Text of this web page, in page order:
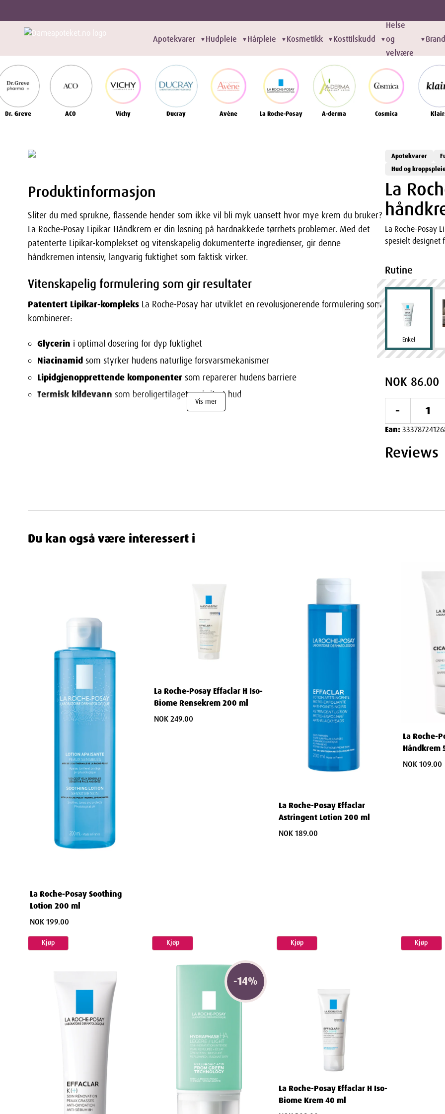
Apotekvarer ▼ Hudpleie ▼ Hårpleie ▼ Kosmetikk ▼ Kosttilskudd ▼
Helse
og
velvære
▼
Dr. Greve ACO Vichy Ducray Avène La Roche-Posay A-derma Cosmica
Produktinformasjon
Sliter du med sprukne, flassende hender som ikke vil bli myk uansett hvor mye krem du bruker?
La Roche-Posay Lipikar Håndkrem er din løsning på hardnakkede tørrhets problemer. Med det
patenterte Lipikar-komplekset og vitenskapelig dokumenterte ingredienser, gir denne
håndkremen intensiv, langvarig fuktighet som faktisk virker.
Vitenskapelig formulering som gir resultater
Patentert Lipikar-kompleks La Roche-Posay har utviklet en revolusjonerende formulering som
kombinerer:
Glycerin i optimal dosering for dyp fuktighet
Niacinamid som styrker hudens naturlige forsvarsmekanismer
Lipidgjenopprettende komponenter som reparerer hudens barriere
Termisk kildevann som beroligertilaget og irritert hud
Føl forskjellen med en gang
Øyeblikkelig lindring av spenningsfølelse og ubehag
Mykere hender allerede etter første påføring
Redusert flassing og tørrhet
Behagelig følelse som varer gjennom dagen
Rask absorbering uten kompromiss Den unike teksturen gir deg:
Rask penetrasjon inn i huden
Ingen klebrig eller fet følelse
Mulighet til å bruke hendene umiddelbart etter påføring
Perfekt for sensitiv og problematisk hud
Parfymefri for maksimal toleranse
Sensitiv hud som reagerer på duftstoffer
Ekstremt tørre hender som trenger skånsom behandling
Personer med hudsykdommer som eksem eller dermatitt
Dermatologisk testet formulering
Minimal risiko for allergiske reaksjoner
Ingredienser godkjent for sensitiv hud
Streng kvalitetskontroll og sikkerhetstesting
Daglig beskyttelse og pleie
Fleksibel bruk for alle situasjoner La Roche-Posay Lipikar Håndkrem passer perfekt til:
Morgentlig beskyttelse før du starter dagen
for øyeblikkelig fukttilførsel
Kveldlig intensivbehandling for regenerering over natten
av spesielt tørre områder
Forebyggende pleie i kalde måneder eller tørt klima
Praktisk for travel hverdag
Vis mer
Apotekvarer
Hud og
La
La Roche-Posay
spesielt designet
Rutine
Enkel
NOK 86.00
-
Ean:
Reviews
Du kan også være interessert i
La Roche-Posay Soothing
Lotion 200 ml
NOK 199.00
Kjøp
La Roche-Posay Effaclar H Iso-
Biome Rensekrem 200 ml
NOK 249.00
Kjøp
La Roche-Posay Effaclar
Astringent Lotion 200 ml
NOK 189.00
Kjøp
La Roche-
Håndkrem
NOK 109.00
Kjøp
-14%
La Roche-Posay Effaclar H Iso-
Biome Krem 40 ml